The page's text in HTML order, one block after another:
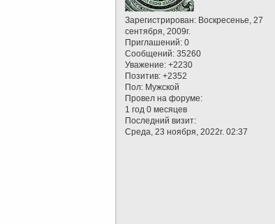
Зарегистрирован: Воскресенье, 27
сентября, 2009г.
Приглашений: 0
Сообщений: 35260
Уважение: +2230
Позитив: +2352
Пол: Мужской
Провел на форуме:
1 год 0 месяцев
Последний визит:
Среда, 23 ноября, 2022г. 02:37